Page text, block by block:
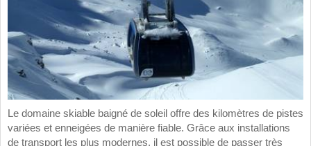
Le domaine skiable baigné de soleil offre des kilomètres de pistes
variées et enneigées de manière fiable. Grâce aux installations
de transport les plus modernes, il est possible de passer très